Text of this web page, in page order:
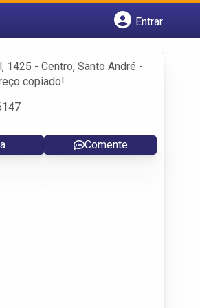
Entrar
1425 - Centro, Santo André -
copiado!
Comente